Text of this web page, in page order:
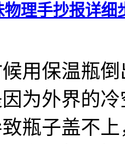
理手抄报详
用保温瓶
为外界的
瓶子盖不